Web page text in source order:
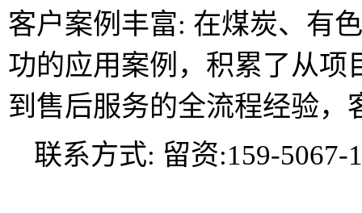
客户案例丰富: 在煤炭、有
功的应用案例，积累了从项
到售后服务的全流程经验，
联系方式: 留资:159-5067-